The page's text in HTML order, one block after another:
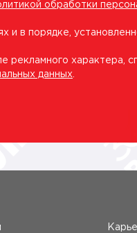
обработки
и в порядке,
рекламного характера,
данных